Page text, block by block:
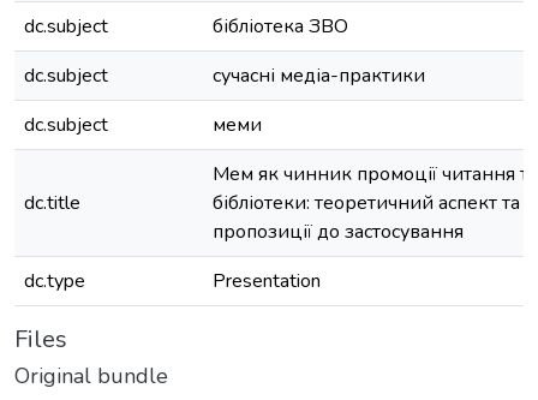
dc.subject
бібліотека ЗВО
dc.subject
сучасні медіа-практики
dc.subject
меми
dc.title
Мем як чинник промоції читання та
бібліотеки: теоретичний аспект та
пропозиції до застосування
dc.type
Presentation
Files
Original bundle